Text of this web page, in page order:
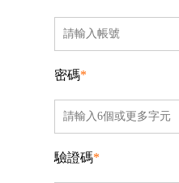
密碼*
驗證碼*